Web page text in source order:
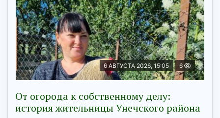
6 АВГУСТА 2026, 15:05 6
От огорода к собственному делу:
история жительницы Унечского района